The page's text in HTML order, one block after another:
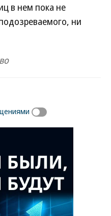
в нем пока не
ни